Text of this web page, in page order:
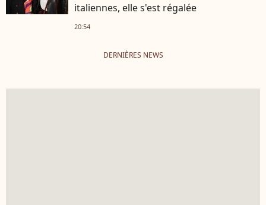
italiennes, elle s'est régalée
20:54
DERNIÈRES NEWS